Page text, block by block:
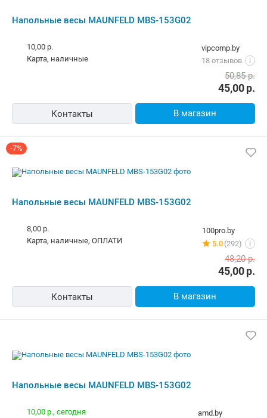
Напольные весы MAUNFELD MBS-153G02
vipcomp.by
18 отзывов
i
10,00 р.
карта, наличные
45,00р.
50,85р.
Контакты В магазин
-7%
Напольные весы MAUNFELD MBS-153G02
100pro.by
5.0 (292) i
8,00 р.
карта, наличные, ОПЛАТИ
45,00р.
48,20р.
Контакты В магазин
Напольные весы MAUNFELD MBS-153G02
amd.by
10,00 р., сегодня